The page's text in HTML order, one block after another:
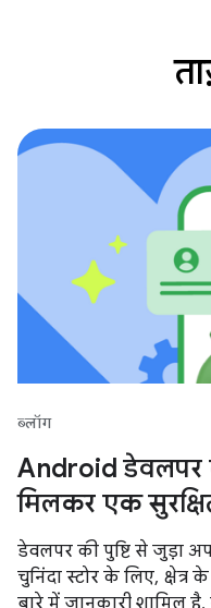
ब्लॉग
Android डेवलपर
मिलकर एक
डेवलपर की पुष्टि से जुड़ा
चुनिंदा स्टोर के लिए, क्षेत्र
बारे में जानकारी शामिल